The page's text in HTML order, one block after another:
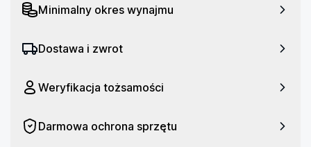
Minimalny okres wynajmu
Dostawa i zwrot
Weryfikacja tożsamości
Darmowa ochrona sprzętu